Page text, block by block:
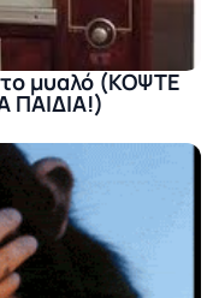
μυαλό (ΚΟΨΤΕ